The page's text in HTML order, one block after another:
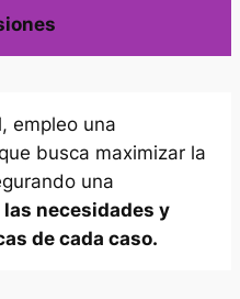
empleo una
busca maximizar la
una
necesidades y
de cada caso.